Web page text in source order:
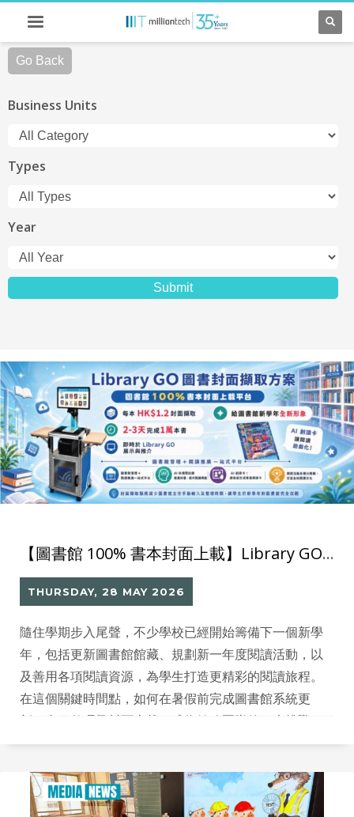
Go Back
Business Units
Types
Year
【圖書館 100% 書本封面上載】Library GO 圖書封面攝取方案 2–3 天完成 1 萬本上載
THURSDAY, 28 MAY 2026
隨住學期步入尾聲，不少學校已經開始籌備下一個新學
年，包括更新圖書館館藏、規劃新一年度閱讀活動，以
及善用各項閱讀資源，為學生打造更精彩的閱讀旅程。
在這個關鍵時間點，如何在暑假前完成圖書館系統更
為協助學校在短時間內完成大量圖書封面上載工作，
案」，以專業設備配合標準化流程，快速為圖書館建立
完整、吸引的線上書目展示，迎接新學年。